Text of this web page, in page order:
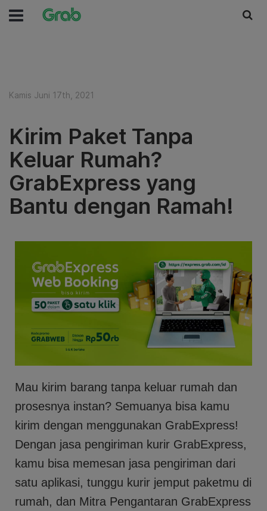
Kamis Juni 17th, 2021
Kirim Paket Tanpa
Keluar Rumah?
GrabExpress yang
Bantu dengan Ramah!
Mau kirim barang tanpa keluar rumah dan
prosesnya instan? Semuanya bisa kamu
kirim dengan menggunakan GrabExpress!
Dengan jasa pengiriman kurir GrabExpress,
kamu bisa memesan jasa pengiriman dari
satu aplikasi, tunggu kurir jemput paketmu di
rumah, dan Mitra Pengantaran GrabExpress